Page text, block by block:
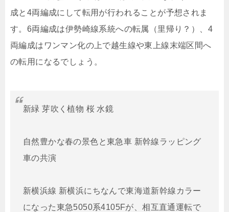
成と4両編成にして転用が行われることが予想されま
す。6両編成は伊勢崎線系統への転属（里帰り？）、4
両編成はワンマン化の上で越生線や東上線末端区間へ
の転用になるでしょう。
新緑 芽吹く植物 桜 水鏡
自然豊かな春の景色と東急車 新幹線ラッピング
車の共演
新横浜線 新横浜にちなんで東海道新幹線カラー
になった東急5050系4105Fが、相互直通運転で